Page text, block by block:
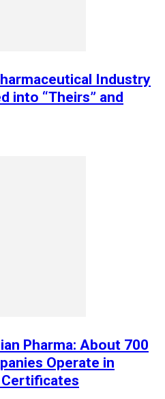
Industry
into “Theirs” and
Pharma: About 700
Operate in
Certificates